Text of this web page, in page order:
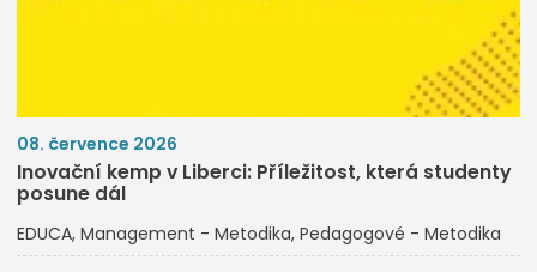
08. července 2026
Inovační kemp v Liberci: Příležitost, která studenty
posune dál
EDUCA Management - Metodika Pedagogové - Metodika